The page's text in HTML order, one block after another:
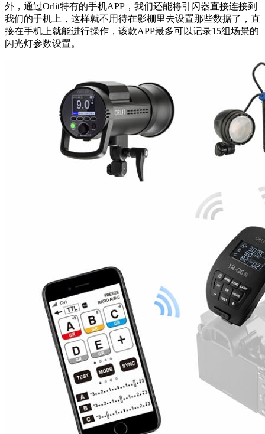
外，通过Orlit特有的手机APP，我们还能将引闪器直接连接到
我们的手机上，这样就不用待在影棚里去设置那些数据了，直
接在手机上就能进行操作，该款APP最多可以记录15组场景的
闪光灯参数设置。